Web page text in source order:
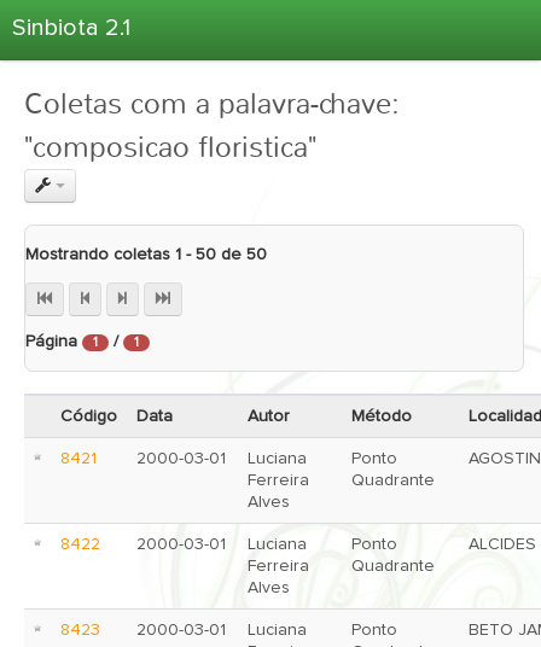
Sinbiota 2.1
Informações Ambientais
Coletas
Projetos
Unidades Depositárias
Atlas 2.1
Estatísticas
Login
Coletas com a palavra-chave:
"composicao floristica"
Mostrando coletas 1 - 50 de 50
Página 1 / 1
Código Data Autor Método
8421 2000-03-01
Luciana
Ferreira
Alves
Ponto
Quadrante
8422 2000-03-01
Luciana
Ferreira
Alves
Ponto
Quadrante
ALCIDES
8423 2000-03-01
Luciana
Ponto
BETO